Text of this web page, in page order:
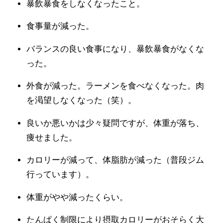
暴飲暴食をしなくなったこと。
食事量が減った。
バランスの良い食事になり、暴飲暴食がなくな
った。
外食が減った。ラーメンを食べなくなった。肉
を渇望しなくなった（笑）。
良いか悪いかは少々疑問ですが、体重が落ち、
痩せました。
カロリーが減って、体脂肪が減った（普段ジム
行っています）。
体重がやや減ったくらい。
たんぱく制限により摂取カロリーがおそらく大